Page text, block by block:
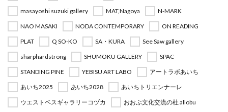
masayoshi suzuki gallery
MAT,Nagoya
N-MARK
NAO MASAKI
NODA CONTEMPORARY
ON READING
PLAT
Q SO-KO SA・KURA
See Saw gallery
sharphardstrong
SHUMOKU GALLERY
SPAC
STANDING PINE
YEBISU ART LABO
アートラボあいち
あいち2025
あいち2028
あいちトリエンナーレ
ウエストベスギャラリーコヅカ
おおぶ文化交流の杜 allobu